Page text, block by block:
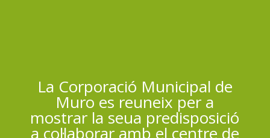
La Corporació Municipal de
Muro es reuneix per a
mostrar la seua predisposició
a col·laborar amb el centre de